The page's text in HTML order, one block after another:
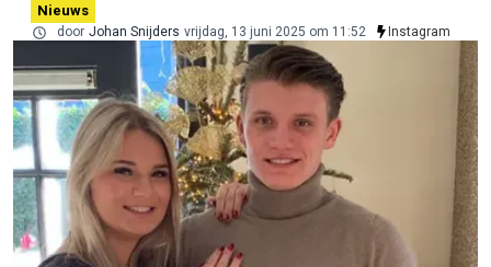
Nieuws
door Johan Snijders vrijdag, 13 juni 2025 om 11:52 Instagram